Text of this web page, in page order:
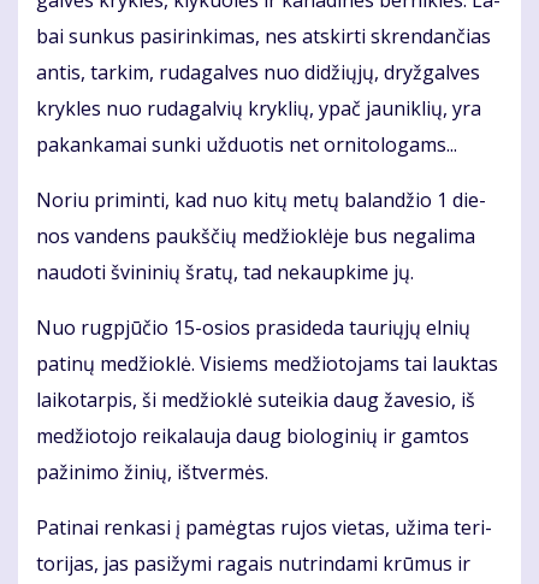
bai sun­kus pa­si­rin­ki­mas, nes at­skir­ti skren­dan­čias
an­tis, tar­kim, ru­da­gal­ves nuo di­džių­jų, dryž­gal­ves
kryk­les nuo ru­da­gal­vių kryk­lių, ypač jau­nik­lių, yra
pa­kan­ka­mai sun­ki už­duo­tis net or­ni­to­lo­gams...
No­riu pri­min­ti, kad nuo ki­tų me­tų ba­lan­džio 1 die­
nos van­dens paukš­čių me­džiok­lė­je bus ne­ga­li­ma
nau­do­ti švi­ni­nių šra­tų, tad ne­kaup­ki­me jų.
Nuo rug­pjū­čio 15-osios pra­si­de­da tau­rių­jų el­nių
pa­ti­nų me­džiok­lė. Vi­siems me­džio­to­jams tai lauk­tas
lai­ko­tar­pis, ši me­džiok­lė su­tei­kia daug ža­ve­sio, iš
me­džio­to­jo rei­ka­lau­ja daug bio­lo­gi­nių ir gam­tos
pa­ži­ni­mo ži­nių, iš­tver­mės.
Pa­ti­nai ren­ka­si į pa­mėg­tas ru­jos vie­tas, už­ima te­ri­
to­ri­jas, jas pa­si­žy­mi ra­gais nu­trin­da­mi krū­mus ir